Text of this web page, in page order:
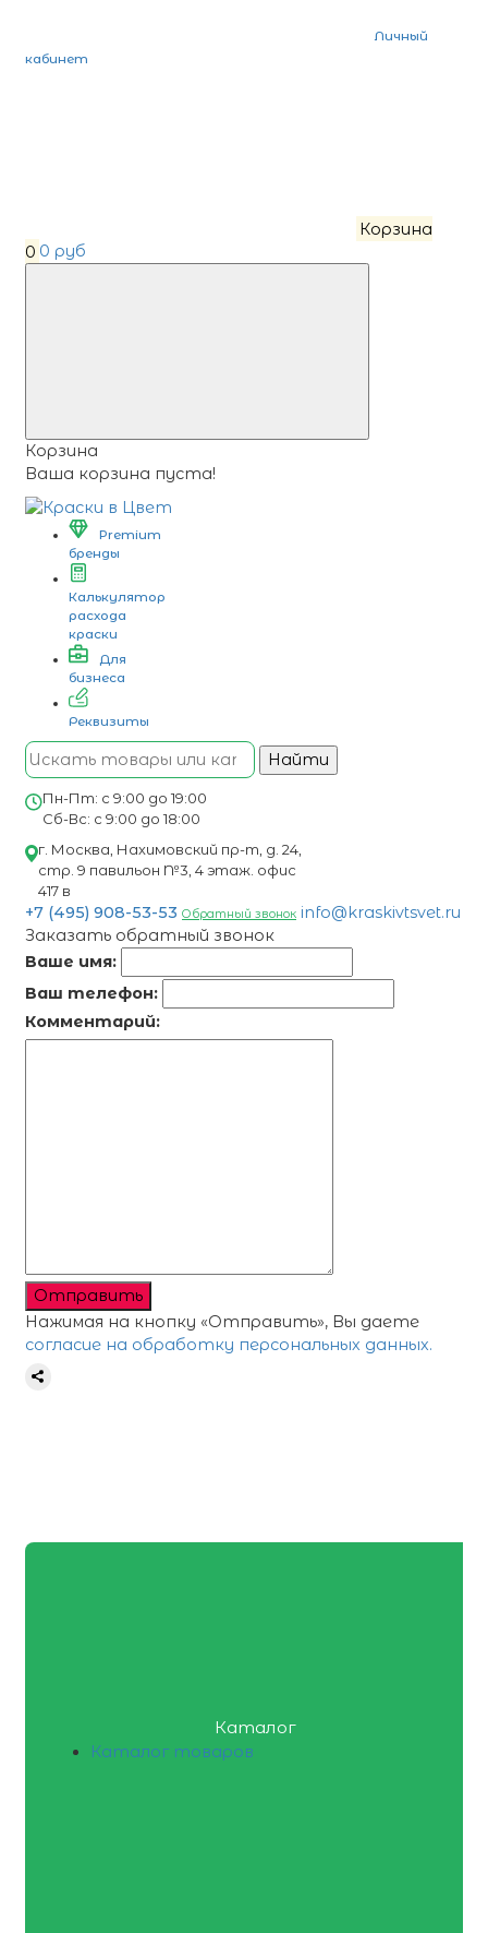
Личный
кабинет
Корзина
0 0 руб
Корзина
Ваша корзина пуста!
Premium
бренды
Калькулятор
расхода
краски
Для
бизнеса
Реквизиты
Найти
Пн-Пт: с 9:00 до 19:00
Сб-Вс: с 9:00 до 18:00
г. Москва, Нахимовский пр-т, д. 24,
стр. 9 павильон №3, 4 этаж. офис
417 в
+7 (495) 908-53-53 Обратный звонок info@kraskivtsvet.ru
Заказать обратный звонок
Ваше имя:
Ваш телефон:
Комментарий:
Отправить
Нажимая на кнопку «Отправить», Вы даете
согласие на обработку персональных данных.
Каталог
Каталог товаров